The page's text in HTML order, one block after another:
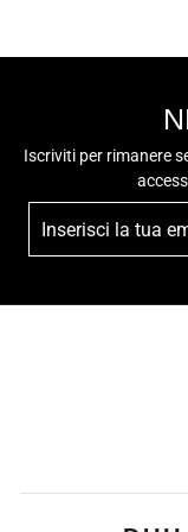
Iscriviti per rimanere